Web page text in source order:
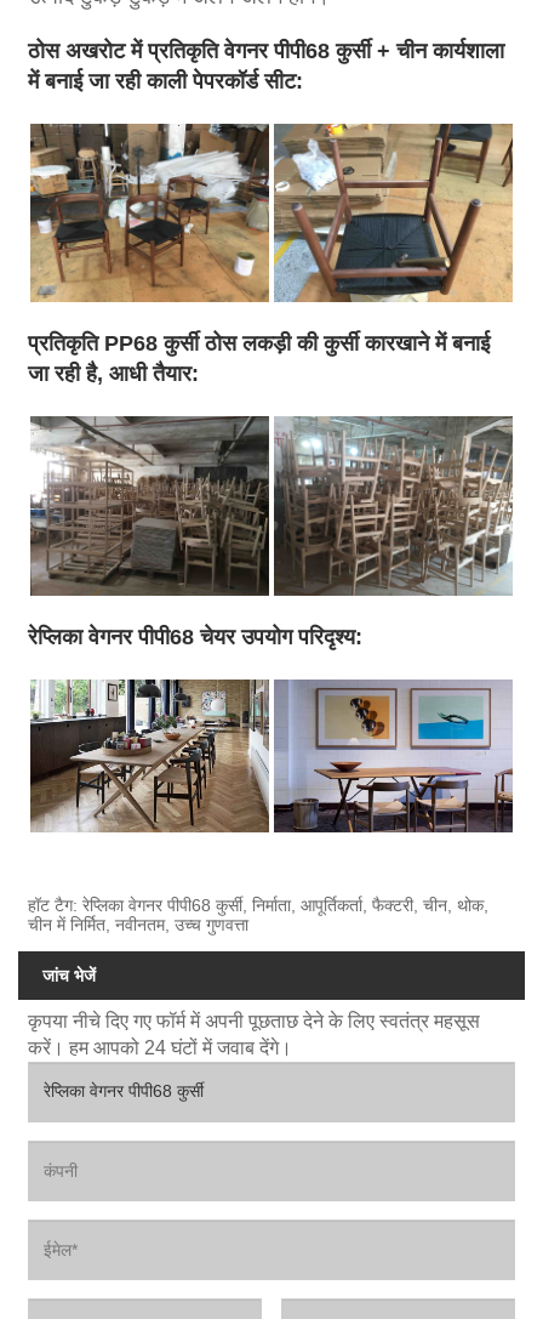
ठोस अखरोट में प्रतिकृति वेगनर पीपी68 कुर्सी + चीन कार्यशाला
में बनाई जा रही काली पेपरकॉर्ड सीट:
प्रतिकृति PP68 कुर्सी ठोस लकड़ी की कुर्सी कारखाने में बनाई
जा रही है, आधी तैयार:
रेप्लिका वेगनर पीपी68 चेयर उपयोग परिदृश्य:
हॉट टैग: रेप्लिका वेगनर पीपी68 कुर्सी, निर्माता, आपूर्तिकर्ता, फैक्टरी, चीन, थोक,
चीन में निर्मित, नवीनतम, उच्च गुणवत्ता
जांच भेजें
कृपया नीचे दिए गए फॉर्म में अपनी पूछताछ देने के लिए स्वतंत्र महसूस
करें। हम आपको 24 घंटों में जवाब देंगे।